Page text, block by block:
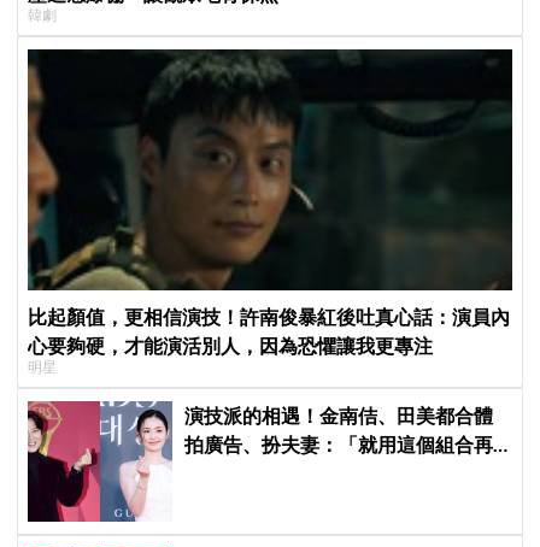
韓劇
比起顏值，更相信演技！許南俊暴紅後吐真心話：演員內
心要夠硬，才能演活別人，因為恐懼讓我更專注
明星
演技派的相遇！金南佶、田美都合體
拍廣告、扮夫妻：「就用這個組合再